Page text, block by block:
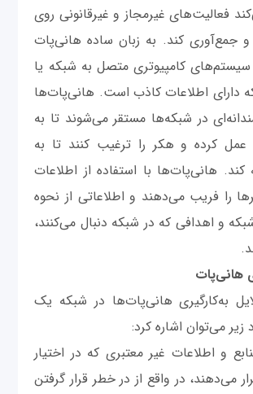
فعالیت‌های غیرمجاز و غیرقانونی روی
جمع‌آوری کند. به زبان ساده هانی‌پات
کامپیوتری متصل به شبکه یا
دارای اطلاعات کاذب است. هانی‌پات‌ها
در شبکه‌ها مستقر می‌شوند تا به
کرده و هکر را ترغیب کنند تا به
هانی‌پات‌ها با استفاده از اطلاعات
را فریب می‌دهند و اطلاعاتی از نحوه
و اهدافی که در شبکه دنبال می‌کنند،
هانی‌پات
به‌کارگیری هانی‌پات‌ها در شبکه یک
زیر می‌توان اشاره کرد:
و اطلاعات غیر معتبری که در اختیار
می‌دهند، در واقع از در خطر قرار گرفتن